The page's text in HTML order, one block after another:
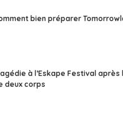
bien préparer
à l’Eskape Festival
deux corps